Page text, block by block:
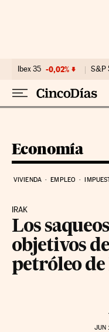
Ibex 35 -0,02% S&P
Economía
VIVIENDA EMPLEO
IRAK
Los
objetivos
petróleo
JUN